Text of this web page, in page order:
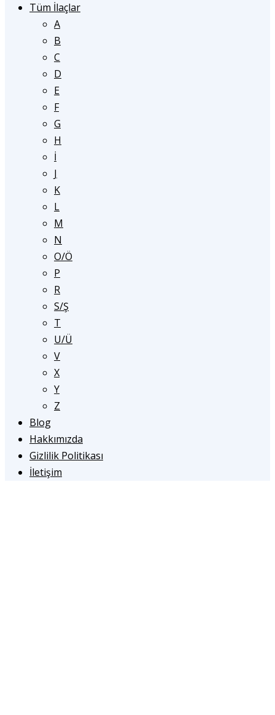
Tüm İlaçlar
A
B
C
D
E
F
G
H
İ
J
K
L
M
N
O/Ö
P
R
S/Ş
T
U/Ü
V
X
Y
Z
Blog
Hakkımızda
Gizlilik Politikası
İletişim